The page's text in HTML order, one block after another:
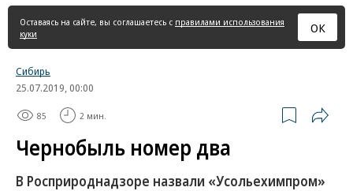
страница
Оставаясь на сайте, вы соглашаетесь с правилами использования
куки
ОК
Сибирь
25.07.2019, 00:00
85 2 мин.
Чернобыль номер два
В Росприроднадзоре назвали «Усольехимпром»